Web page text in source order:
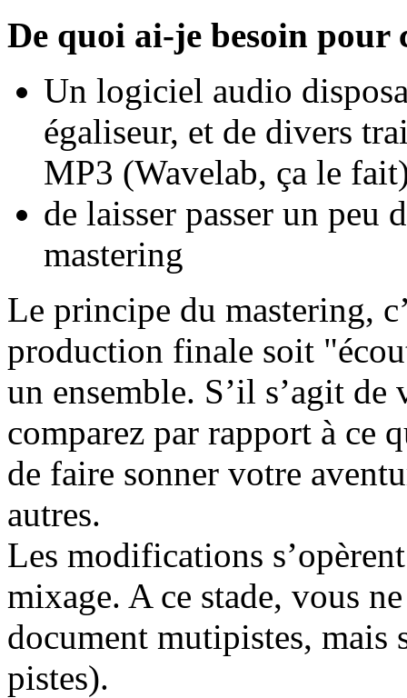
De quoi ai-je besoin pour
Un logiciel audio
égaliseur, et de divers
MP3 (Wavelab, ça le
de laisser passer un peu
mastering
Le principe du mastering,
production finale soit
un ensemble. S’il s’agit
comparez par rapport à ce
de faire sonner votre
autres.
Les modifications
mixage. A ce stade, vous
document mutipistes, mais
pistes).